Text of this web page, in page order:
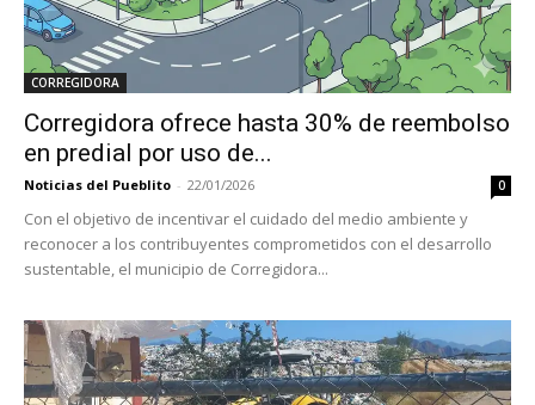
CORREGIDORA
Corregidora ofrece hasta 30% de reembolso
en predial por uso de...
Noticias del Pueblito - 22/01/2026 0
Con el objetivo de incentivar el cuidado del medio ambiente y
reconocer a los contribuyentes comprometidos con el desarrollo
sustentable, el municipio de Corregidora...